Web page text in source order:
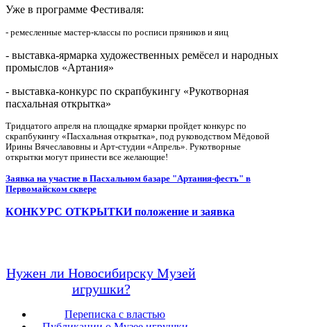
Уже в программе Фестиваля:
- ремесленные мастер-классы по росписи пряников и яиц
- выставка-ярмарка художественных ремёсел и народных
промыслов «Артания»
- выставка-конкурс по скрапбукингу «Рукотворная
пасхальная открытка»
Тридцатого апреля на площадке ярмарки пройдет конкурс по
скрапбукингу «Пасхальная открытка», под руководством Мёдовой
Ирины Вячеславовны и Арт-студии «Апрель». Рукотворные
открытки могут принести все желающие!
Заявка на участие в Пасхальном базаре "Артания-фестъ" в
Первомайском сквере
КОНКУРС ОТКРЫТКИ положение и заявка
Нужен ли Новосибирску Музей
игрушки?
Переписка с властью